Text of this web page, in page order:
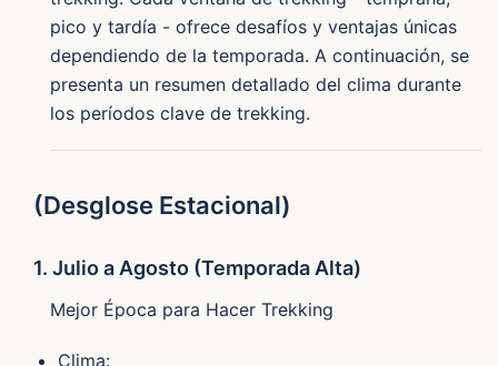
pico y tardía - ofrece desafíos y ventajas únicas
dependiendo de la temporada. A continuación, se
presenta un resumen detallado del clima durante
los períodos clave de trekking.
(Desglose Estacional)
1. Julio a Agosto (Temporada Alta)
Mejor Época para Hacer Trekking
Clima: